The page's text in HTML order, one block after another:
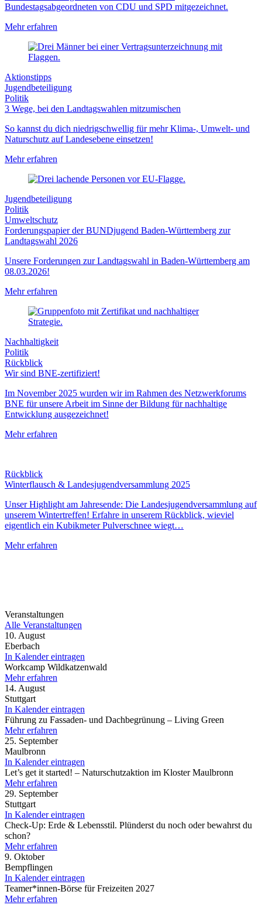
Bundestagsabgeordneten von CDU und SPD mitgezeichnet.
Mehr erfahren
Aktionstipps
Jugendbeteiligung
Politik
3 Wege, bei den Landtagswahlen mitzumischen
So kannst du dich niedrigschwellig für mehr Klima-, Umwelt- und
Naturschutz auf Landesebene einsetzen!
Mehr erfahren
Jugendbeteiligung
Politik
Umweltschutz
Forderungspapier der BUNDjugend Baden-Württemberg zur
Landtagswahl 2026
Unsere Forderungen zur Landtagswahl in Baden-Württemberg am
08.03.2026!
Mehr erfahren
Nachhaltigkeit
Politik
Rückblick
Wir sind BNE-zertifiziert!
Im November 2025 wurden wir im Rahmen des Netzwerkforums
BNE für unsere Arbeit im Sinne der Bildung für nachhaltige
Entwicklung ausgezeichnet!
Mehr erfahren
Rückblick
Winterflausch & Landesjugendversammlung 2025
Unser Highlight am Jahresende: Die Landesjugendversammlung auf
unserem Wintertreffen! Erfahre in unserem Rückblick, wieviel
eigentlich ein Kubikmeter Pulverschnee wiegt…
Mehr erfahren
Veranstaltungen
Alle Veranstaltungen
10. August
Eberbach
In Kalender eintragen
Workcamp Wildkatzenwald
Mehr erfahren
14. August
Stuttgart
In Kalender eintragen
Führung zu Fassaden- und Dachbegrünung – Living Green
Mehr erfahren
25. September
Maulbronn
In Kalender eintragen
Let’s get it started! – Naturschutzaktion im Kloster Maulbronn
Mehr erfahren
29. September
Stuttgart
In Kalender eintragen
Check-Up: Erde & Lebensstil. Plünderst du noch oder bewahrst du
schon?
Mehr erfahren
9. Oktober
Bempflingen
In Kalender eintragen
Teamer*innen-Börse für Freizeiten 2027
Mehr erfahren